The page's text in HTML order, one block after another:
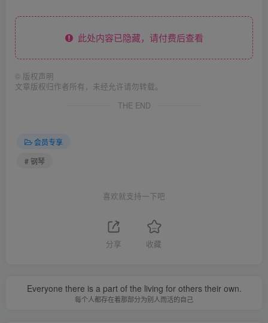
此处内容已隐藏，请付费后查看
© 版权声明
文章版权归作者所有，未经允许请勿转载。
THE END
会员专享
# 钢琴
喜欢就支持一下吧
分享 收藏
Everyone there is a part of the living for others their own.
每个人都存在着那部分为别人而活的自己